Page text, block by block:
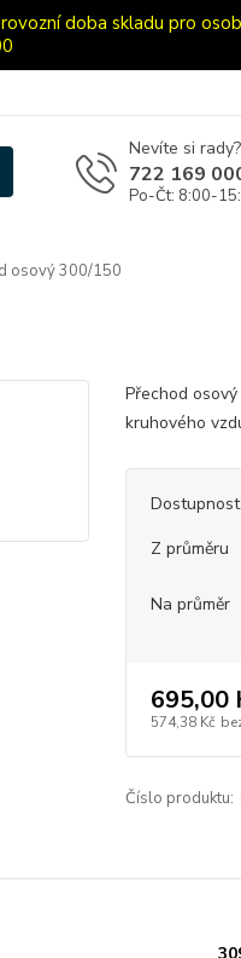
doba skladu pro
Nevíte si
722 169
Po-Čt: 8:00-
osový 300/150
Přechod
kruhového
Dostupnost
Z průměru
Na průměr
695,00
574,38 Kč
Číslo produktu: